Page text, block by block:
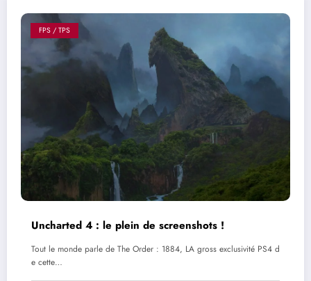
FPS / TPS
Uncharted 4 : le plein de screenshots !
Tout le monde parle de The Order : 1884, LA gross exclusivité PS4 d
e cette…